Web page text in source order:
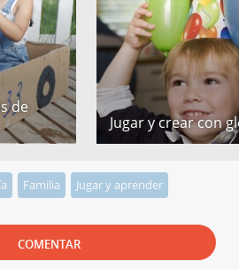
de
Jugar y crear con
Familia Jugar y aprender
COMENTAR